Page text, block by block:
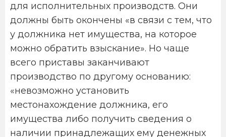
для исполнительных производств. Они
должны быть окончены «в связи с тем, что
у должника нет имущества, на которое
можно обратить взыскание». Но чаще
всего приставы заканчивают
производство по другому основанию:
«невозможно установить
местонахождение должника, его
имущества либо получить сведения о
наличии принадлежащих ему денежных